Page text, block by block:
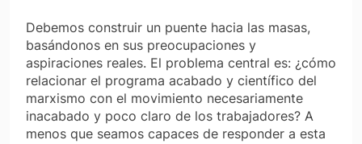
Debemos construir un puente hacia las masas,
basándonos en sus preocupaciones y
aspiraciones reales. El problema central es: ¿cómo
relacionar el programa acabado y científico del
marxismo con el movimiento necesariamente
inacabado y poco claro de los trabajadores? A
menos que seamos capaces de responder a esta